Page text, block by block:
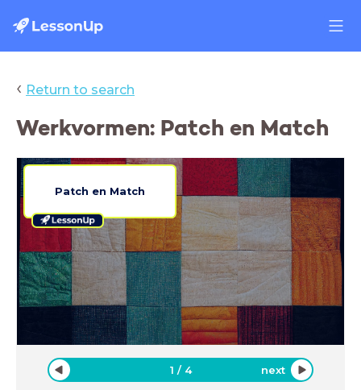
‹ Return to search
Werkvormen: Patch en Match
Patch en Match
1 / 4 next